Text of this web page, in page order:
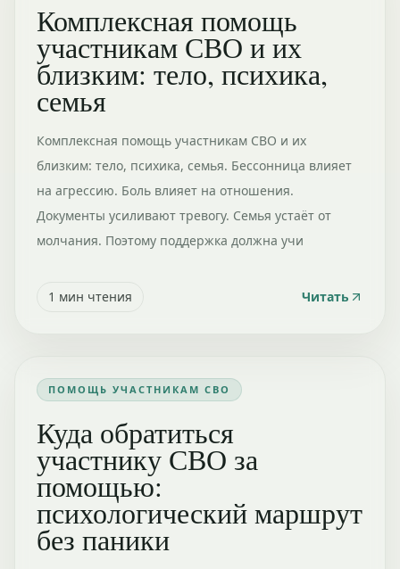
Комплексная помощь
участникам СВО и их
близким: тело, психика,
семья
Комплексная помощь участникам СВО и их
близким: тело, психика, семья. Бессонница влияет
на агрессию. Боль влияет на отношения.
Документы усиливают тревогу. Семья устаёт от
молчания. Поэтому поддержка должна учи
1 мин чтения Читать
ПОМОЩЬ УЧАСТНИКАМ СВО
Куда обратиться
участнику СВО за
помощью:
психологический маршрут
без паники